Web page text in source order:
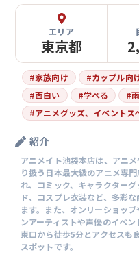
エリア
東京都
#家族向け #カップル向
#面白い #学べる #
#アニメグッズ、イベントス
紹介
アニメイト池袋本店は、アニ
り扱う日本最大級のアニメ専
れ、コミック、キャラクター
ド、コスプレ衣装など、多彩
ます。また、オンリーショッ
ンアーティストや声優のイベ
東口から徒歩5分とアクセスも
スポットです。